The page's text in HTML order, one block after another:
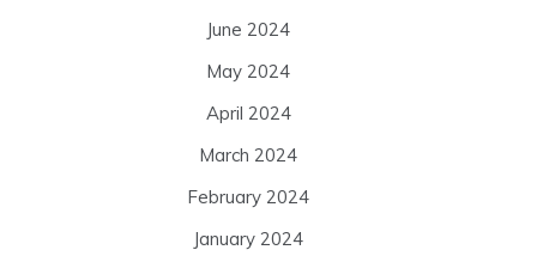
June 2024
May 2024
April 2024
March 2024
February 2024
January 2024